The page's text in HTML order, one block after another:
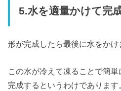
5.水を適量かけて完
形が完成したら最後に水をかけ
この水が冷えて凍ることで簡
完成するというわけであります